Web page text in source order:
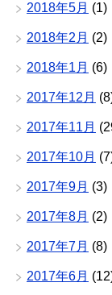
2018年5月 (1)
2018年2月 (2)
2018年1月 (6)
2017年12月
2017年11月
2017年10月
2017年9月 (3)
2017年8月 (2)
2017年7月 (8)
2017年6月